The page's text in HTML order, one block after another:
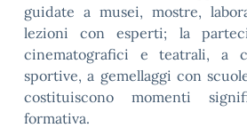
guidate a musei, mostre,
lezioni con esperti; la
cinematografici e teatrali, a
sportive, a gemellaggi con
costituiscono momenti
formativa.